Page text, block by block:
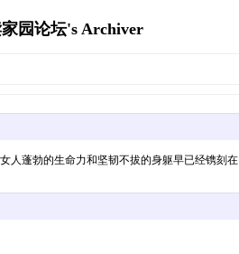
园论坛's Archiver
蓬勃的生命力和坚韧不拔的身躯早已经镌刻在